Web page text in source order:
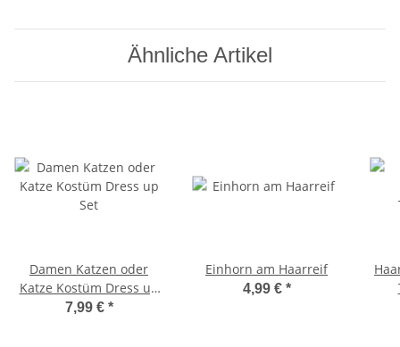
Ähnliche Artikel
Damen Katzen oder
Katze Kostüm Dress up
Set
7,99 € *
Einhorn am Haarreif
4,99 € *